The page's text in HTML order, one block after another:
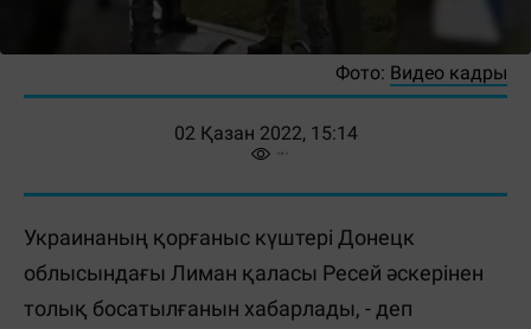
Фото: Видео кадры
02 Қазан 2022, 15:14
Украинаның қорғаныс күштері Донецк
облысындағы Лиман қаласы Ресей әскерінен
толық босатылғанын хабарлады, - деп